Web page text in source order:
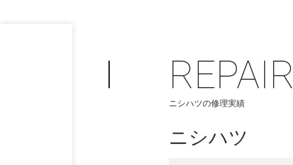
PHILOSOPHY
フィロソフィー
お問い合わせ /
REPAIR
ニシハツの修理実績
ニシハツ